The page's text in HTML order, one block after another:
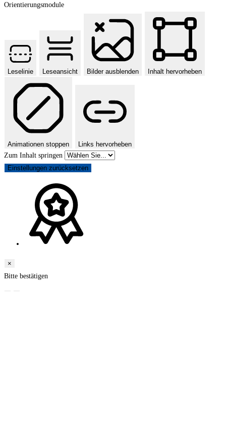
Orientierungsmodule
Leselinie Leseansicht Bilder ausblenden Inhalt hervorheben
Animationen stoppen
Links hervorheben
Zum Inhalt springen
Einstellungen zurücksetzen
×
Bitte bestätigen